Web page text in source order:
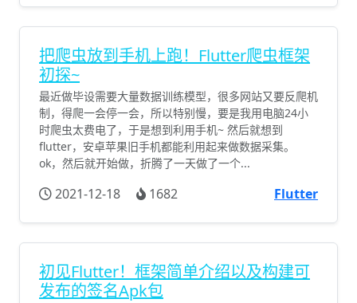
把爬虫放到手机上跑！Flutter爬虫框架
初探~
最近做毕设需要大量数据训练模型，很多网站又要反爬机
制，得爬一会停一会，所以特别慢，要是我用电脑24小
时爬虫太费电了，于是想到利用手机~ 然后就想到
flutter，安卓苹果旧手机都能利用起来做数据采集。
ok，然后就开始做，折腾了一天做了一个...
2021-12-18 1682 Flutter
初见Flutter！框架简单介绍以及构建可
发布的签名Apk包